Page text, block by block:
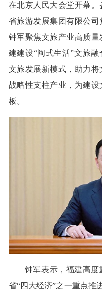
在北京人民大会堂开幕
省旅游发展集团有限公
钟军聚焦文旅产业高质
建建设“闽式生活”文旅
文旅发展新模式，助力
战略性支柱产业，为建
板。
钟军表示，福建高
省“四大经济”之一重点推